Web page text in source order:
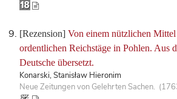
[Rezension] Von einem nützlichen
ordentlichen Reichstäge in Pohlen. Aus
Deutsche übersetzt.
Konarski, Stanisław Hieronim
Neue Zeitungen von Gelehrten Sachen.